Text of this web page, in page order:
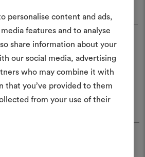
personalise content and ads,
features and to analyse
share information about your
our social media, advertising
who may combine it with
that you’ve provided to them
from your use of their
Ein
erstellen
Ein interaktives Tool, mit
Ideen zum Leben
anderen teilen können,